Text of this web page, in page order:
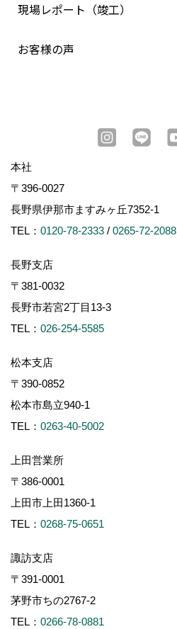
現場レポート（竣工）
お客様の声
本社
〒396-0027
長野県伊那市ますみヶ丘7352-1
TEL： 0120-78-2333 / 0265-72-2088
長野支店
〒381-0032
長野市若宮2丁目13-3
TEL： 026-254-5585
松本支店
〒390-0852
松本市島立940-1
TEL： 0263-40-5002
上田営業所
〒386-0001
上田市上田1360-1
TEL： 0268-75-0651
諏訪支店
〒391-0001
茅野市ちの2767-2
TEL： 0266-78-0881